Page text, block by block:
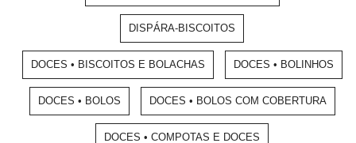
DISPÁRA-BISCOITOS
DOCES • BISCOITOS E BOLACHAS DOCES • BOLINHOS
DOCES • BOLOS DOCES • BOLOS COM COBERTURA
DOCES • COMPOTAS E DOCES